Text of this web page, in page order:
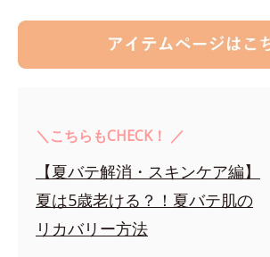
＼こちらもCHECK！ ／
【夏バテ解消・スキンケア編】
夏は5歳老ける？！夏バテ肌の
リカバリー方法